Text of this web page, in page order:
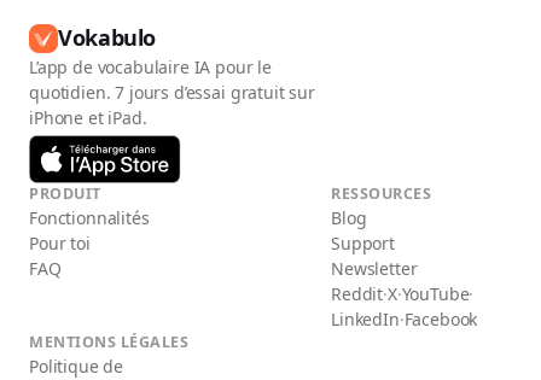
Vokabulo
L’app de vocabulaire IA pour le
quotidien. 7 jours d’essai gratuit sur
iPhone et iPad.
PRODUIT
Fonctionnalités
Pour toi
FAQ
RESSOURCES
Blog
Support
Newsletter
Reddit·X·YouTube·
LinkedIn·Facebook
MENTIONS LÉGALES
Politique de